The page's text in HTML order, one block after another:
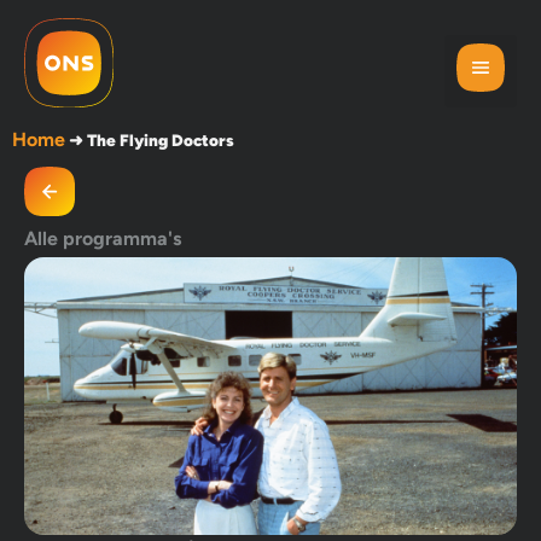
Home➜The Flying Doctors
Alle programma's